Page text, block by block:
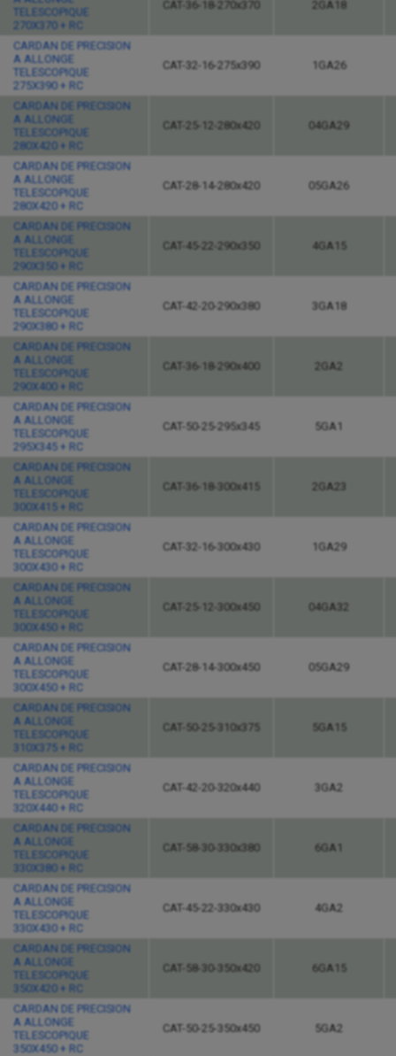
TELESCOPIQUE
270X370 + RC
CAT-36-18-270x370 2GA18
CARDAN DE PRECISION
A ALLONGE
TELESCOPIQUE
275X390 + RC
CAT-32-16-275x390 1GA26
CARDAN DE PRECISION
A ALLONGE
TELESCOPIQUE
280X420 + RC
CAT-25-12-280x420 04GA29
CARDAN DE PRECISION
A ALLONGE
TELESCOPIQUE
280X420 + RC
CAT-28-14-280x420 05GA26
CARDAN DE PRECISION
A ALLONGE
TELESCOPIQUE
290X350 + RC
CAT-45-22-290x350 4GA15
CARDAN DE PRECISION
A ALLONGE
TELESCOPIQUE
290X380 + RC
CAT-42-20-290x380 3GA18
CARDAN DE PRECISION
A ALLONGE
TELESCOPIQUE
290X400 + RC
CAT-36-18-290x400 2GA2
CARDAN DE PRECISION
A ALLONGE
TELESCOPIQUE
295X345 + RC
CAT-50-25-295x345 5GA1
CARDAN DE PRECISION
A ALLONGE
TELESCOPIQUE
300X415 + RC
CAT-36-18-300x415 2GA23
CARDAN DE PRECISION
A ALLONGE
TELESCOPIQUE
300X430 + RC
CAT-32-16-300x430 1GA29
CARDAN DE PRECISION
A ALLONGE
TELESCOPIQUE
300X450 + RC
CAT-25-12-300x450 04GA32
CARDAN DE PRECISION
A ALLONGE
TELESCOPIQUE
300X450 + RC
CAT-28-14-300x450 05GA29
CARDAN DE PRECISION
A ALLONGE
TELESCOPIQUE
310X375 + RC
CAT-50-25-310x375 5GA15
CARDAN DE PRECISION
A ALLONGE
TELESCOPIQUE
320X440 + RC
CAT-42-20-320x440 3GA2
CARDAN DE PRECISION
A ALLONGE
TELESCOPIQUE
330X380 + RC
CAT-58-30-330x380 6GA1
CARDAN DE PRECISION
A ALLONGE
TELESCOPIQUE
330X430 + RC
CAT-45-22-330x430 4GA2
CARDAN DE PRECISION
A ALLONGE
TELESCOPIQUE
350X420 + RC
CAT-58-30-350x420 6GA15
CARDAN DE PRECISION
A ALLONGE
TELESCOPIQUE
350X450 + RC
CAT-50-25-350x450 5GA2